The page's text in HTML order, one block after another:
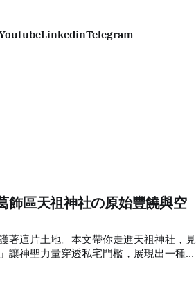
LinkedinTelegram
區天祖神社の原始豐饒與空
著這片土地。本文帶你走進天祖神社，見
讓神聖力量穿透私宅門檻，展現出一種原